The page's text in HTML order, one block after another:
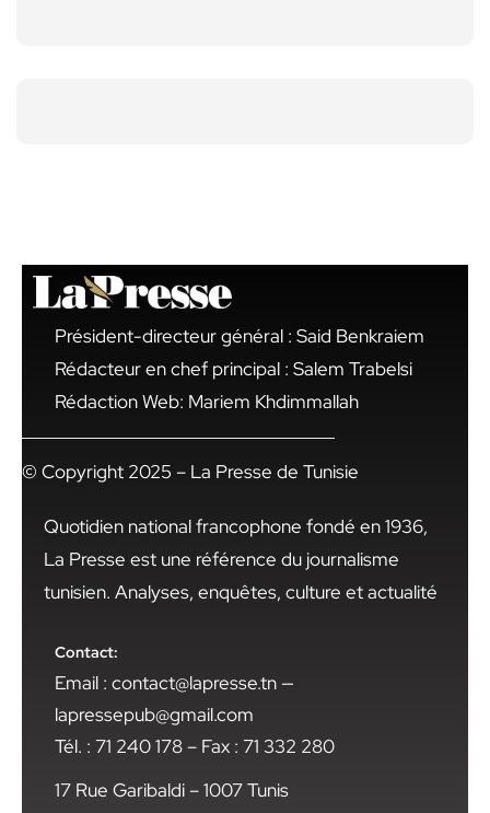
Président-directeur général : Said Benkraiem
Rédacteur en chef principal : Salem Trabelsi
Rédaction Web: Mariem Khdimmallah
© Copyright 2025 – La Presse de Tunisie
Quotidien national francophone fondé en 1936,
La Presse est une référence du journalisme
tunisien. Analyses, enquêtes, culture et actualité
Contact:
Email : contact@lapresse.tn —
lapressepub@gmail.com
Tél. : 71 240 178 – Fax : 71 332 280
17 Rue Garibaldi – 1007 Tunis